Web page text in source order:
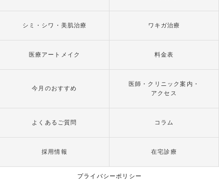
シミ・シワ・美肌治療 ワキガ治療
医療アートメイク 料金表
今月のおすすめ
医師・クリニック案内・
アクセス
よくあるご質問 コラム
採用情報 在宅診療
プライバシーポリシー